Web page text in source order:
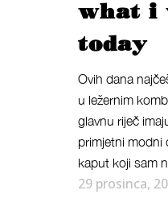
what i
today
Ovih dana
u ležernim
glavnu riječ
primjetni modni
kaput koji sam
29 prosinca,